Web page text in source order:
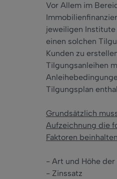
Vor Allem im
jeweiligen
einen solchen
Kunden zu
Tilgungsanleihen
Tilgungsplan
Grundsätzlich
Aufzeichnung die
Faktoren
- Art und Höhe der
- Zinssatz